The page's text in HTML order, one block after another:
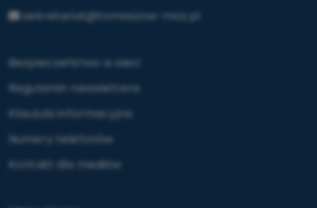
sekretariat@tomaszow-maz.pl
Bezpieczeństwo w sieci
Regulamin newslettera
Klauzula informacyjna
Numery telefonów
Kontakt dla mediów